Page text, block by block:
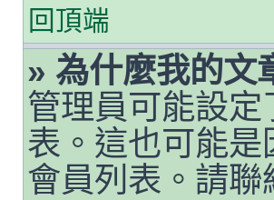
回頂端
» 為什麼我的文
管理員可能設
表。這也可能
會員列表。請